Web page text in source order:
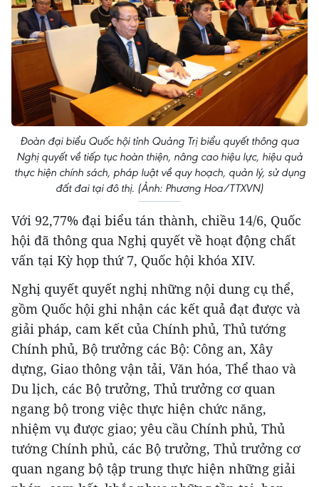
Đoàn đại biểu Quốc hội tỉnh Quảng Trị biểu quyết thông qua
Nghị quyết về tiếp tục hoàn thiện, nâng cao hiệu lực, hiệu quả
thực hiện chính sách, pháp luật về quy hoạch, quản lý, sử dụng
đất đai tại đô thị. (Ảnh: Phương Hoa/TTXVN)
Với 92,77% đại biểu tán thành, chiều 14/6, Quốc
hội đã thông qua Nghị quyết về hoạt động chất
vấn tại Kỳ họp thứ 7, Quốc hội khóa XIV.
Nghị quyết quyết nghị những nội dung cụ thể,
gồm Quốc hội ghi nhận các kết quả đạt được và
giải pháp, cam kết của Chính phủ, Thủ tướng
Chính phủ, Bộ trưởng các Bộ: Công an, Xây
dựng, Giao thông vận tải, Văn hóa, Thể thao và
Du lịch, các Bộ trưởng, Thủ trưởng cơ quan
ngang bộ trong việc thực hiện chức năng,
nhiệm vụ được giao; yêu cầu Chính phủ, Thủ
tướng Chính phủ, các Bộ trưởng, Thủ trưởng cơ
quan ngang bộ tập trung thực hiện những giải